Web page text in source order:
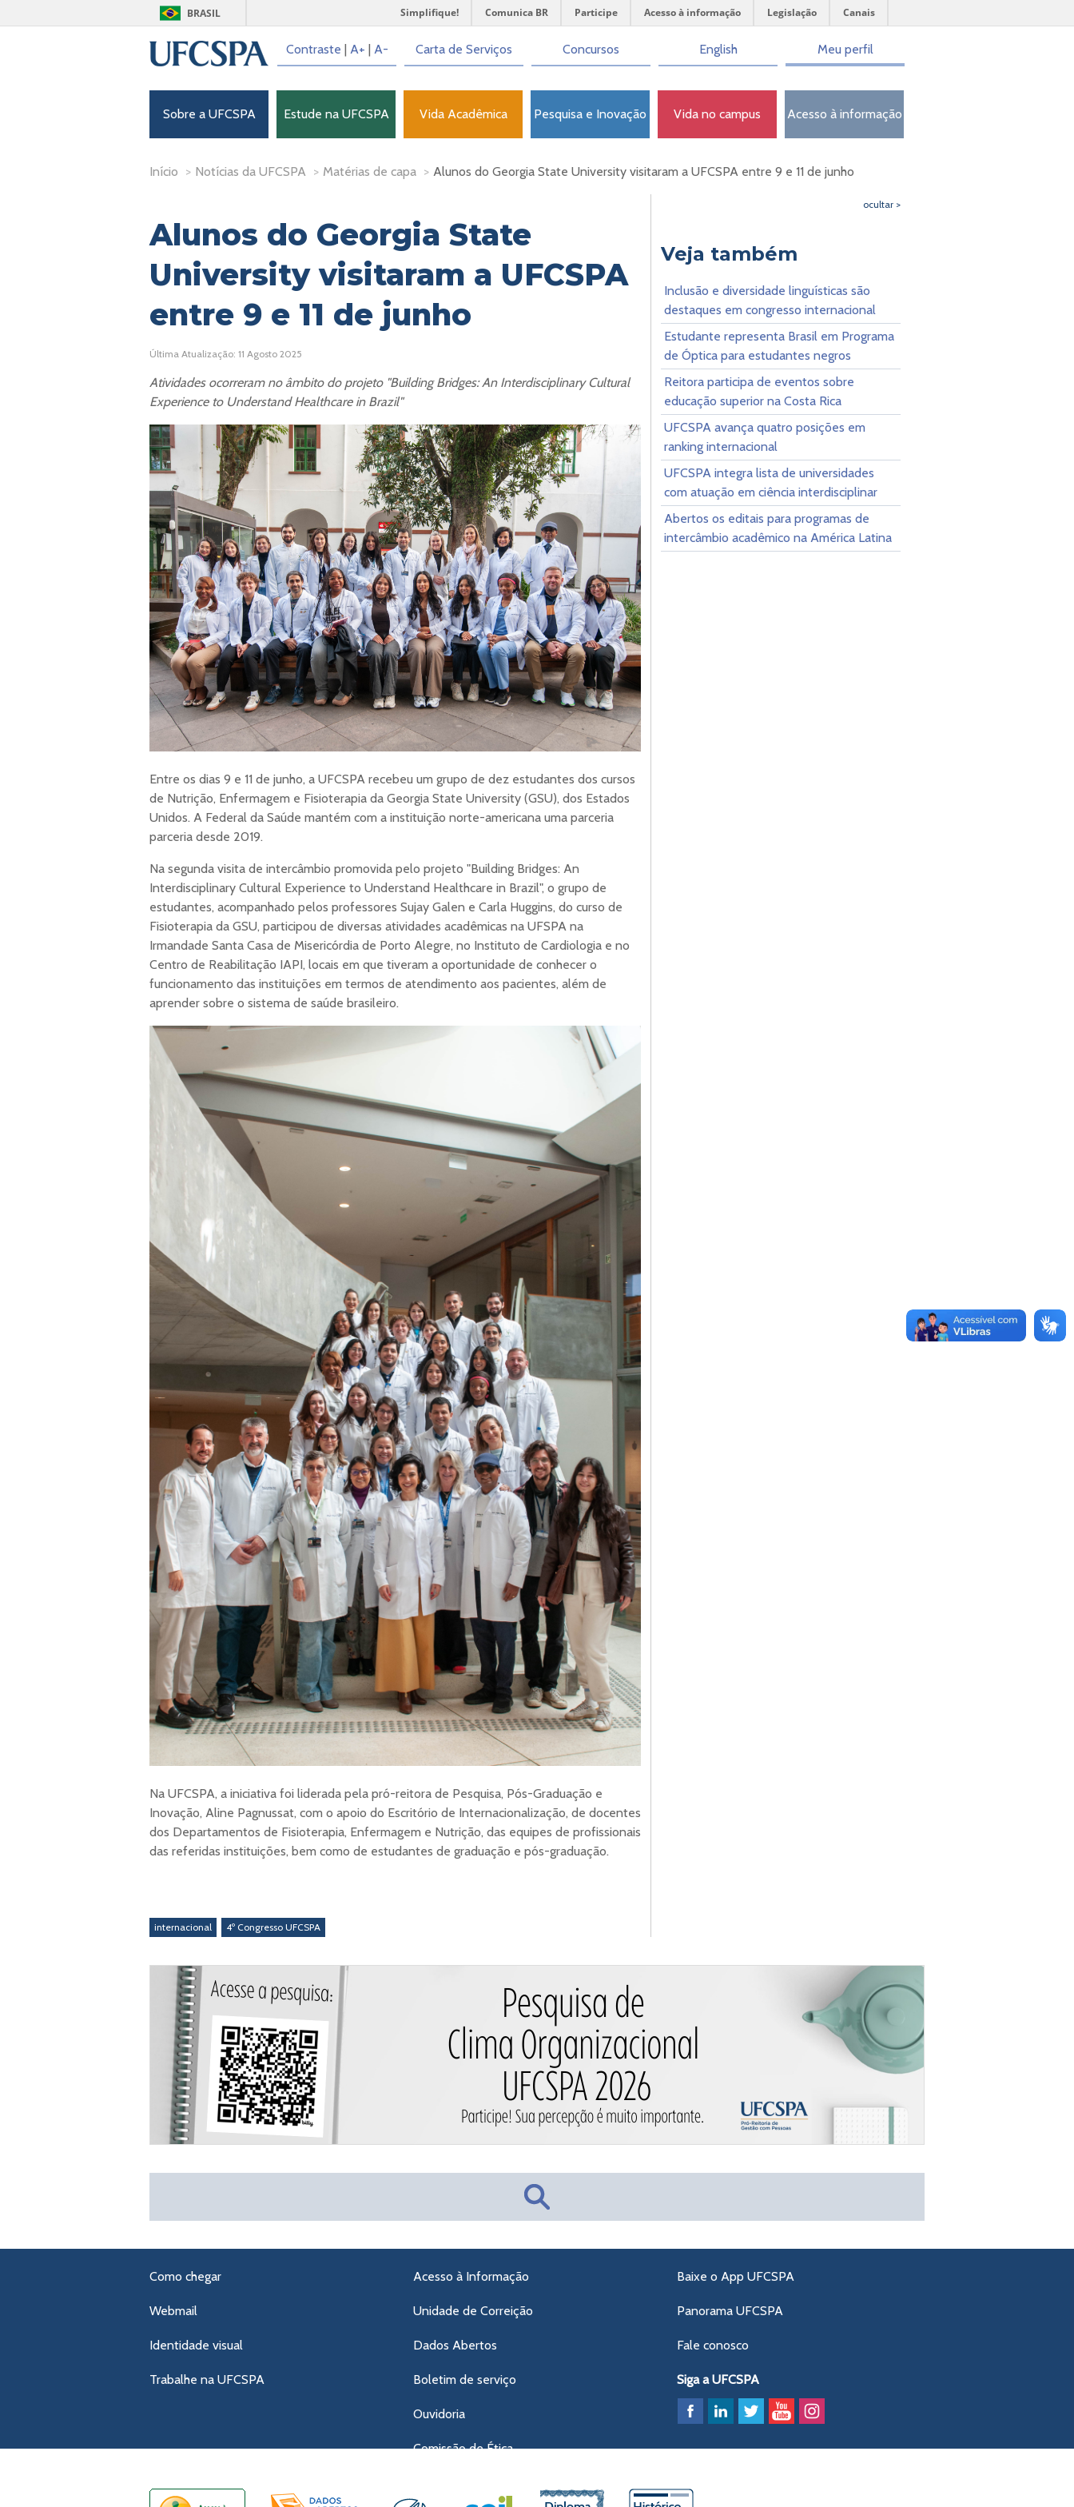
BRASIL Simplifique! Comunica BR Participe Acesso à informação Legislação Canais
Contraste | A+ | A- Carta de Serviços Concursos English Meu perfil
Sobre a UFCSPA Estude na UFCSPA Vida Acadêmica Pesquisa e Inovação Vida no campus Acesso à informação
Início > Notícias da UFCSPA > Matérias de capa > Alunos do Georgia State University visitaram a UFCSPA entre 9 e 11 de junho
Alunos do Georgia State
University visitaram a UFCSPA
entre 9 e 11 de junho
Última Atualização: 11 Agosto 2025
Atividades ocorreram no âmbito do projeto "Building Bridges: An Interdisciplinary Cultural
Experience to Understand Healthcare in Brazil"
Entre os dias 9 e 11 de junho, a UFCSPA recebeu um grupo de dez estudantes dos cursos
de Nutrição, Enfermagem e Fisioterapia da Georgia State University (GSU), dos Estados
Unidos. A Federal da Saúde mantém com a instituição norte-americana uma parceria
parceria desde 2019.
Na segunda visita de intercâmbio promovida pelo projeto "Building Bridges: An
Interdisciplinary Cultural Experience to Understand Healthcare in Brazil", o grupo de
estudantes, acompanhado pelos professores Sujay Galen e Carla Huggins, do curso de
Fisioterapia da GSU, participou de diversas atividades acadêmicas na UFSPA na
Irmandade Santa Casa de Misericórdia de Porto Alegre, no Instituto de Cardiologia e no
Centro de Reabilitação IAPI, locais em que tiveram a oportunidade de conhecer o
funcionamento das instituições em termos de atendimento aos pacientes, além de
aprender sobre o sistema de saúde brasileiro.
Na UFCSPA, a iniciativa foi liderada pela pró-reitora de Pesquisa, Pós-Graduação e
Inovação, Aline Pagnussat, com o apoio do Escritório de Internacionalização, de docentes
dos Departamentos de Fisioterapia, Enfermagem e Nutrição, das equipes de profissionais
das referidas instituições, bem como de estudantes de graduação e pós-graduação.
internacional 4º Congresso UFCSPA
ocultar >
Veja também
Inclusão e diversidade linguísticas são
destaques em congresso internacional
Estudante representa Brasil em Programa
de Óptica para estudantes negros
Reitora participa de eventos sobre
educação superior na Costa Rica
UFCSPA avança quatro posições em
ranking internacional
UFCSPA integra lista de universidades
com atuação em ciência interdisciplinar
Abertos os editais para programas de
intercâmbio acadêmico na América Latina
Como chegar
Webmail
Identidade visual
Trabalhe na UFCSPA
Acesso à Informação
Unidade de Correição
Dados Abertos
Boletim de serviço
Ouvidoria
Comissão de Ética
Baixe o App UFCSPA
Panorama UFCSPA
Fale conosco
Siga a UFCSPA